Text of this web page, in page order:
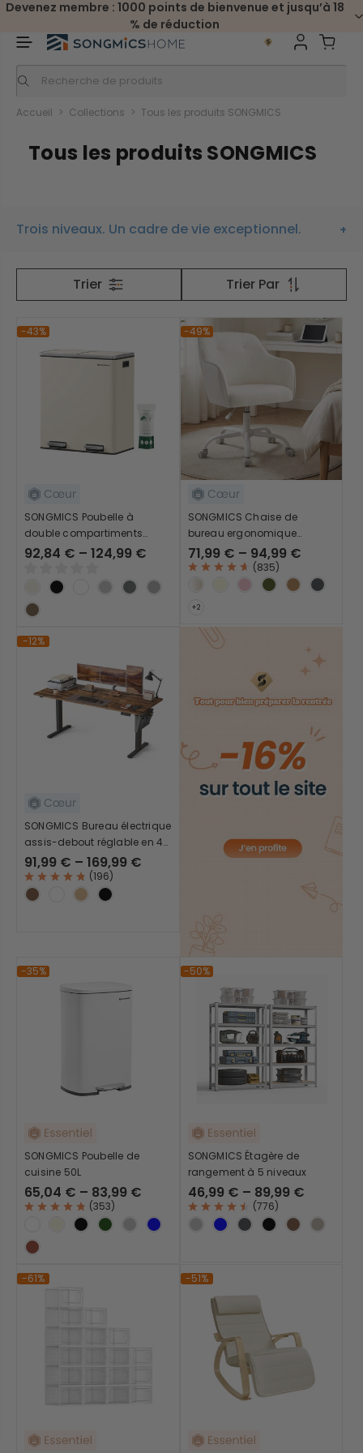
Devenez membre : 1000 points de bienvenue et jusqu’à 18
% de réduction
Accueil > Collections > Tous les produits SONGMICS
Tous les produits SONGMICS
Trois niveaux. Un cadre de vie exceptionnel.
Trier Trier Par
-43%
SONGMICS Poubelle à
double compartiments
(2*30 L)
92,84 € – 124,99 €
-49%
SONGMICS Chaise de
bureau ergonomique
pivotant et réglable
71,99 € – 94,99 €
(835)
-12%
SONGMICS Bureau électrique
assis-debout réglable en 4
hauteurs mémorisables
91,99 € – 169,99 €
(196)
-35%
SONGMICS Poubelle de
cuisine 50L
65,04 € – 83,99 €
(353)
-50%
SONGMICS Étagère de
rangement à 5 niveaux
46,99 € – 89,99 €
(776)
-61% -51%